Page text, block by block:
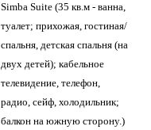
Simba Suite (35 кв.м - ванна,
туалет; прихожая, гостиная/
спальня, детская спальня (на
двух детей); кабельное
телевидение, телефон,
радио, сейф, холодильник;
балкон на южную сторону.)